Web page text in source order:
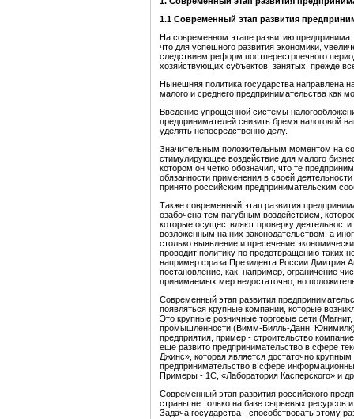
1.1 Современный этап развития
На современном этапе развитию
что для успешного развития экономики,
следствием реформ постперестроечного
хозяйствующих субъектов, занятых, прежде
Нынешняя политика государства направлена
малого и среднего предпринимательства как
Введение упрощенной системы
предпринимателей снизить бремя налоговой
уделять непосредственно делу.
Значительным положительным моментом на
стимулирующее воздействие для малого
котором он четко обозначил, что те
обязанности применения в своей
принято российским предпринимательским
Также современный этап развития
озабочена тем пагубным воздействием,
которые осуществляют проверку
возложенным на них законодательством, а
столько выявление и пресечение
проводит политику по предотвращению таких
например фраза Президента России Дмитрия
постановление, как, например, ограничение
принимаемых мер недостаточно, но
Современный этап развития
появляться крупные компании, которые
Это крупные розничные торговые сети
промышленности (Вимм-Билль-Данн,
предприятия, пример - строительство
еще развито предпринимательство в сфере
Джинс», которая является достаточно
предпринимательство в сфере
Примеры - 1С, «Лаборатория Касперского» и
Современный этап развития российского
страны не только на базе сырьевых ресурсов
Задача государства - способствовать этому